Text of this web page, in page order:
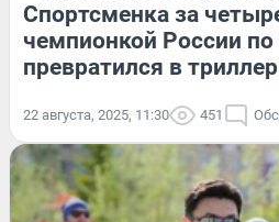
Спортсменка за
чемпионкой России
превратился в триллер
22 августа, 2025, 11:30 451